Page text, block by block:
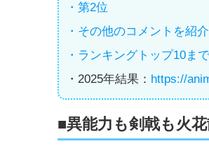
・第2位
・その他のコメントを紹介
・ランキングトップ10まで
・2025年結果： https://
■異能力も剣戟も火